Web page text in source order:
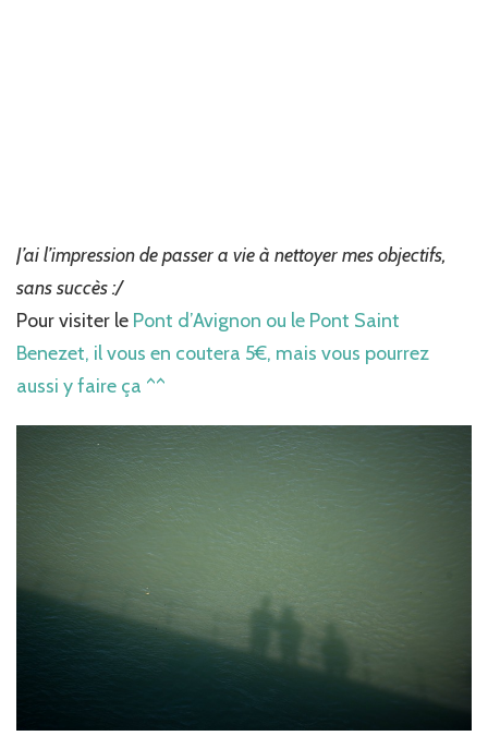
J’ai l’impression de passer a vie à nettoyer mes objectifs,
sans succès :/
Pour visiter le Pont d’Avignon ou le Pont Saint
Benezet, il vous en coutera 5€, mais vous pourrez
aussi y faire ça ^^